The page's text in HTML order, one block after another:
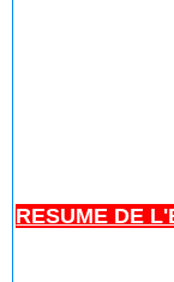
RESUME DE